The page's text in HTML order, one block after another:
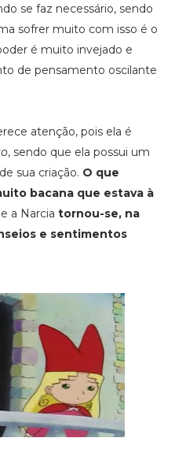
se faz necessário, sendo
sofrer muito com isso é o
é muito invejado e
de pensamento oscilante
atenção, pois ela é
, sendo que ela possui um
sua criação. O que
bacana que estava à
a Narcia tornou-se, na
e sentimentos